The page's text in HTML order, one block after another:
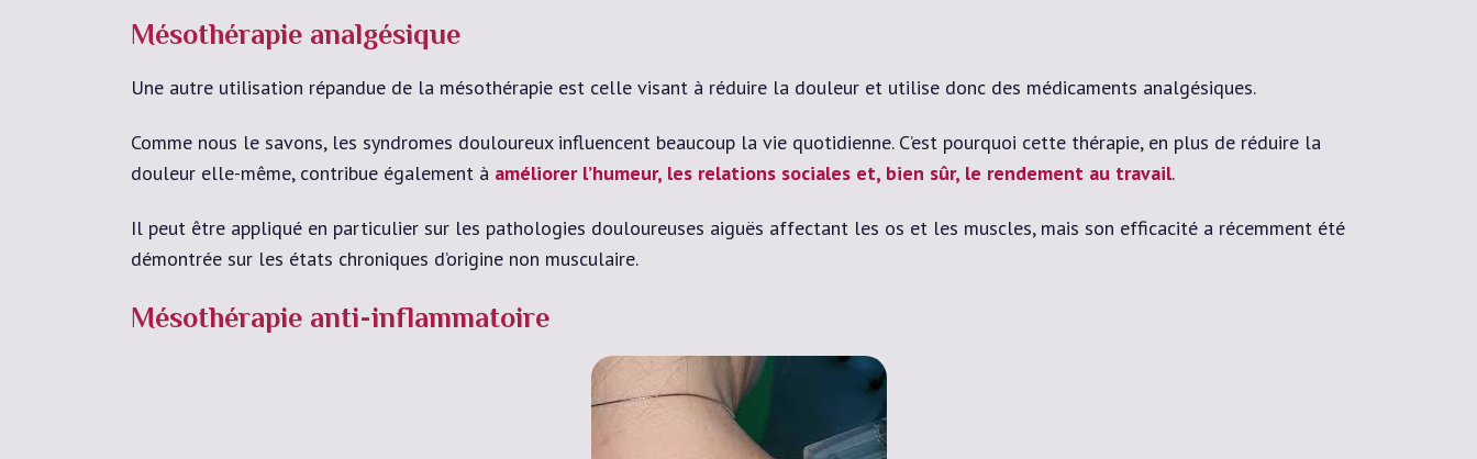
Mésothérapie analgésique
Une autre utilisation répandue de la mésothérapie est celle visant à réduire la douleur et utilise donc des médicaments analgésiques.
Comme nous le savons, les syndromes douloureux influencent beaucoup la vie quotidienne. C’est pourquoi cette thérapie, en plus de réduire la
douleur elle-même, contribue également à améliorer l’humeur, les relations sociales et, bien sûr, le rendement au travail.
Il peut être appliqué en particulier sur les pathologies douloureuses aiguës affectant les os et les muscles, mais son efficacité a récemment été
démontrée sur les états chroniques d’origine non musculaire.
Mésothérapie anti-inflammatoire